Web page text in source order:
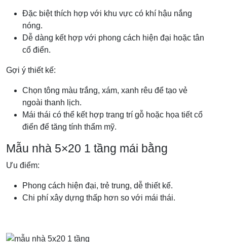
Đặc biệt thích hợp với khu vực có khí hậu nắng
nóng.
Dễ dàng kết hợp với phong cách hiện đại hoặc tân
cổ điển.
Gợi ý thiết kế:
Chọn tông màu trắng, xám, xanh rêu để tạo vẻ
ngoài thanh lịch.
Mái thái có thể kết hợp trang trí gỗ hoặc họa tiết cổ
điển để tăng tính thẩm mỹ.
Mẫu nhà 5×20 1 tầng mái bằng
Ưu điểm:
Phong cách hiện đại, trẻ trung, dễ thiết kế.
Chi phí xây dựng thấp hơn so với mái thái.